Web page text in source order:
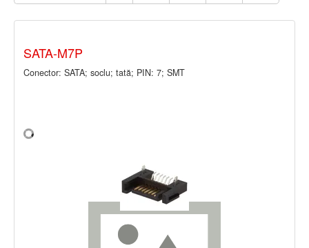
SATA-M7P
Conector: SATA; soclu; tată; PIN: 7; SMT